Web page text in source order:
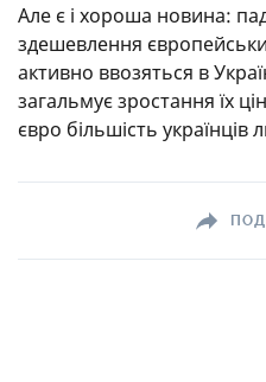
Але є і хороша новина:
здешевлення
активно ввозяться в
загальмує зростання їх
євро більшість